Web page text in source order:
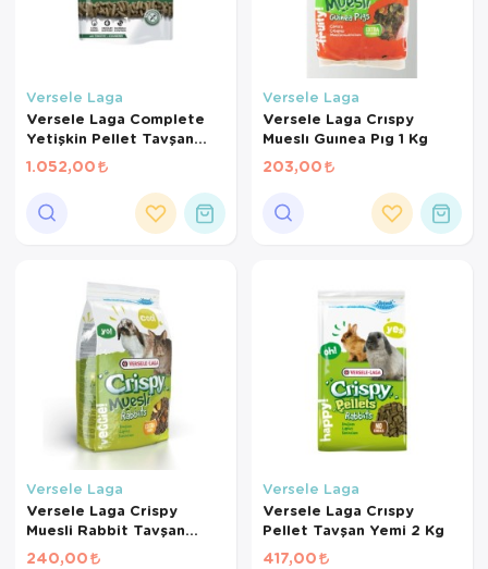
Versele Laga
Versele Laga Complete
Yetişkin Pellet Tavşan
Yemi 1,7 Kg
1.052,00
Versele Laga
Versele Laga Crıspy
Mueslı Guınea Pıg 1 Kg
203,00
Versele Laga
Versele Laga Crispy
Muesli Rabbit Tavşan
Yemi 1 Kg
240,00
Versele Laga
Versele Laga Crıspy
Pellet Tavşan Yemi 2 Kg
417,00